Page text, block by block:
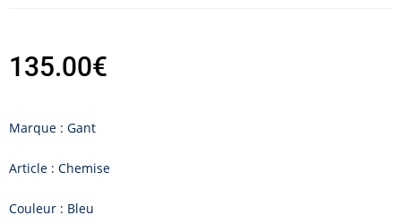
135.00€
Marque : Gant
Article : Chemise
Couleur : Bleu